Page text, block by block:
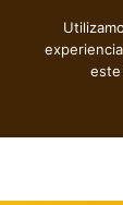
Rock, folk e
este